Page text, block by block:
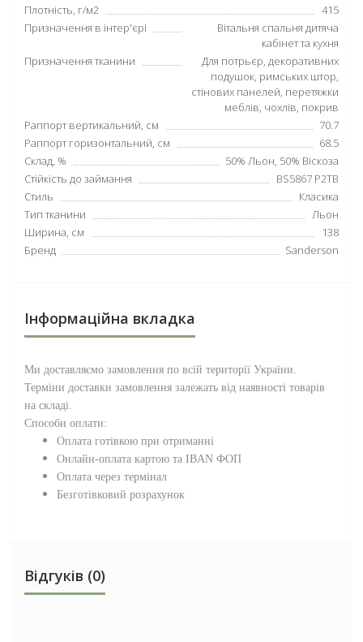
Плотність, г/м2
415
Призначення в інтер'єрі
Вітальня спальня дитяча
кабінет та кухня
Призначення тканини
Для потрьєр, декоративних
подушок, римських штор,
стінових панелей, перетяжки
меблів, чохлів, покрив
Раппорт вертикальний, см
70.7
Раппорт горизонтальний, см
68.5
Склад, %
50% Льон, 50% Віскоза
Стійкість до займання
BS5867 P2TB
Стиль
Класика
Тип тканини
Льон
Ширина, см
138
Бренд
Sanderson
Інформаційна вкладка
Ми доставляємо замовлення по всій території України.
Терміни доставки замовлення залежать від наявності товарів
на складі.
Способи оплати:
Оплата готівкою при отриманні
Онлайн-оплата картою та IBAN ФОП
Оплата через термінал
Безготівковий розрахунок
Відгуків (0)